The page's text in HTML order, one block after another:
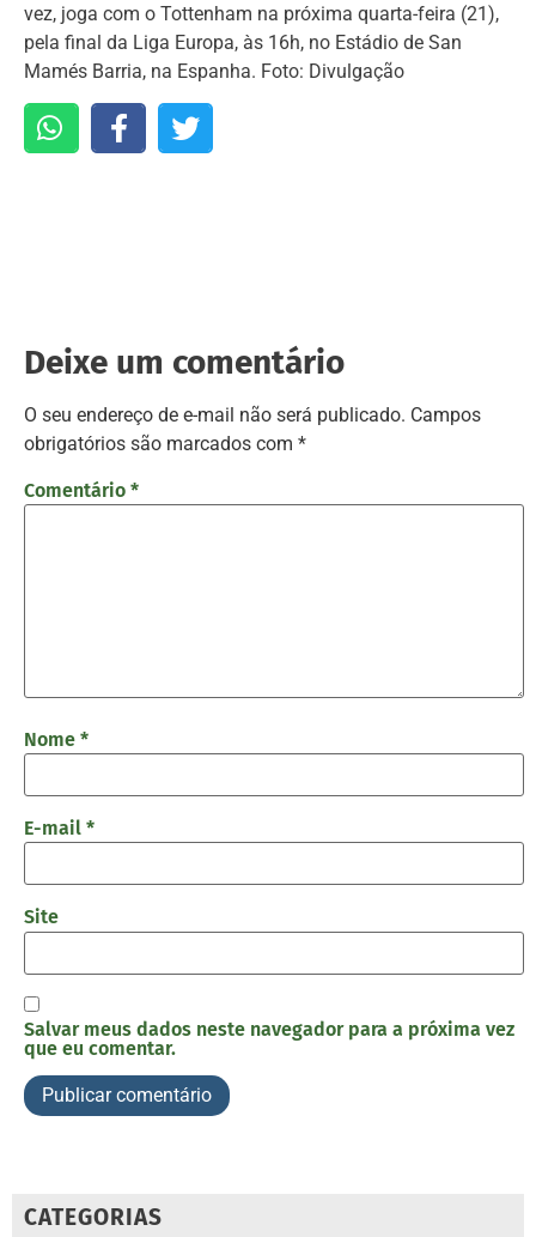
vez, joga com o Tottenham na próxima quarta-feira (21),
pela final da Liga Europa, às 16h, no Estádio de San
Mamés Barria, na Espanha. Foto: Divulgação
Deixe um comentário
O seu endereço de e-mail não será publicado. Campos
obrigatórios são marcados com *
Comentário *
Nome *
E-mail *
Site
Salvar meus dados neste navegador para a próxima vez
que eu comentar.
CATEGORIAS